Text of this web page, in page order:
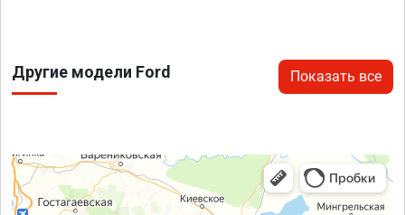
Другие модели Ford Показать все